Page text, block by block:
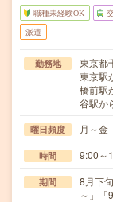
職種未経験OK
派遣
勤務地
東京都
東京駅
橋前駅
谷駅か
曜日頻度 月～金
時間 9:00～
期間
8月下
～」「